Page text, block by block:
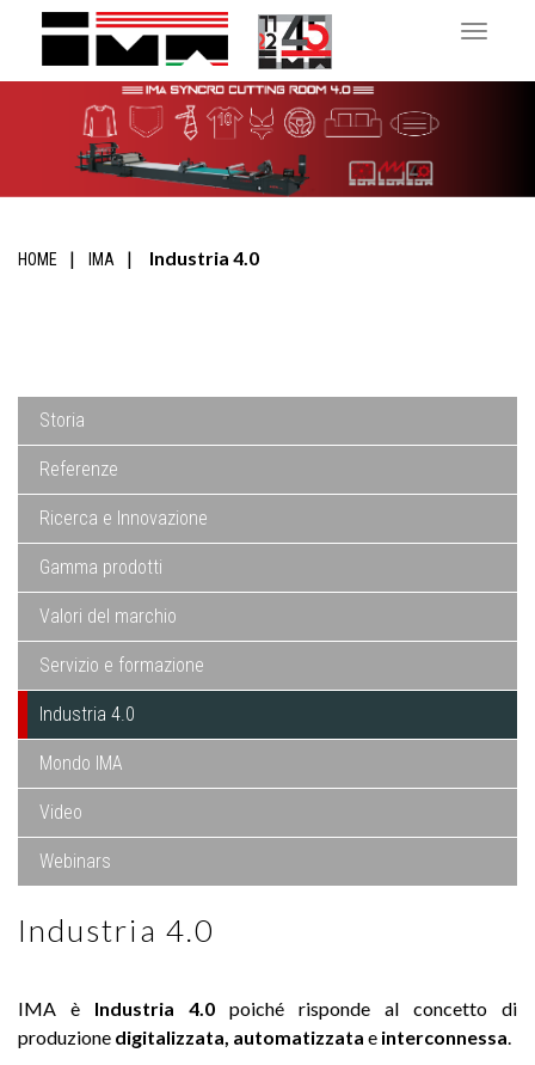
Toggle
HOME IMA Industria 4.0
Storia
Referenze
Ricerca e Innovazione
Gamma prodotti
Valori del marchio
Servizio e formazione
Industria 4.0
Mondo IMA
Video
Webinars
Industria 4.0
IMA è Industria 4.0 poiché risponde al concetto di
produzione digitalizzata, automatizzata e interconnessa.